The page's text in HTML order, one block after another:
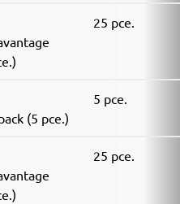
25 pce.
(5 pce.)
5 pce.
25 pce.